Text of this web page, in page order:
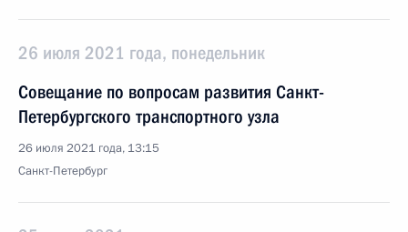
26 июля 2021 года, понедельник
Совещание по вопросам развития Санкт-
Петербургского транспортного узла
26 июля 2021 года, 13:15
Санкт-Петербург